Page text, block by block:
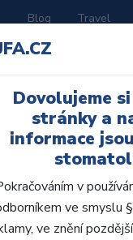
Blog Travel
Dovolujeme
stránky a
informace
v
ve smyslu
ve znění